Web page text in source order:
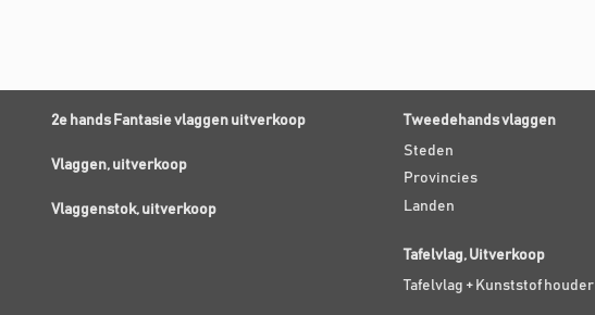
2e hands Fantasie vlaggen uitverkoop
Vlaggen, uitverkoop
Vlaggenstok, uitverkoop
Tweedehands vlaggen
Steden
Provincies
Landen
Tafelvlag, Uitverkoop
Tafelvlag + Kunststof houder